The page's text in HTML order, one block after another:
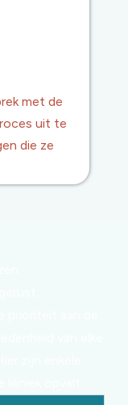
met de
uit te
die ze
aan de
van elke
zijn enkele
opvalt: